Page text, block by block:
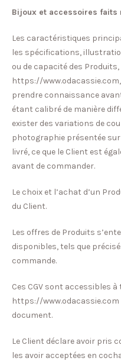
Bijoux et accessoires faits
Les caractéristiques
les spécifications,
ou de capacité des
https://
prendre connaissance
étant calibré de manière
exister des variations de
photographie présentée
livré, ce que le Client est
avant de commander.
Le choix et l’achat d’un
du Client.
Les offres de Produits
disponibles, tels que
commande.
Ces CGV sont accessibles
https://
document.
Le Client déclare avoir pris
les avoir acceptées en